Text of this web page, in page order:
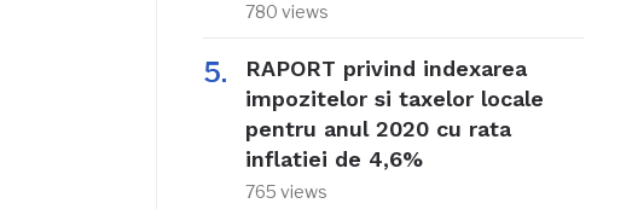
780 views
RAPORT privind indexarea
impozitelor si taxelor locale
pentru anul 2020 cu rata
inflatiei de 4,6%
765 views